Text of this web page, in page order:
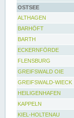
OSTSEE
ALTHAGEN
BARHÖFT
BARTH
ECKERNFÖRDE
FLENSBURG
GREIFSWALD OIE
GREIFSWALD-WIECK
HEILIGENHAFEN
KAPPELN
KIEL-HOLTENAU